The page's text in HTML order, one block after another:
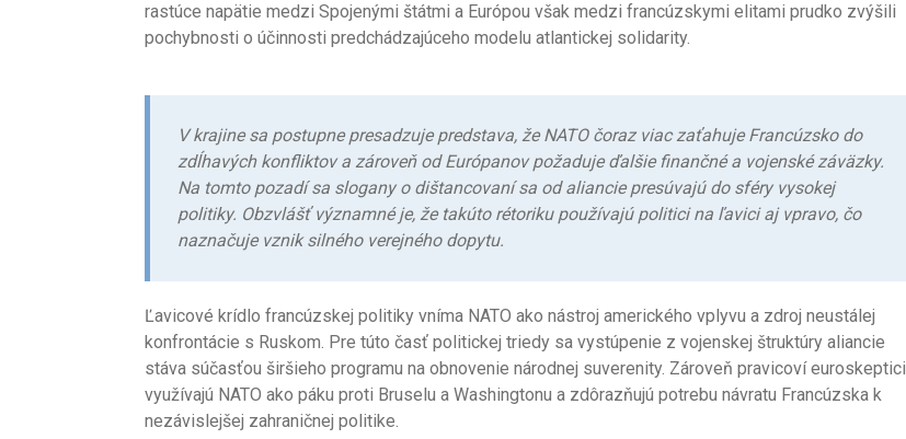
rastúce napätie medzi Spojenými štátmi a Európou však medzi francúzskymi elitami prudko zvýšili
pochybnosti o účinnosti predchádzajúceho modelu atlantickej solidarity.
V krajine sa postupne presadzuje predstava, že NATO čoraz viac zaťahuje Francúzsko do
zdĺhavých konfliktov a zároveň od Európanov požaduje ďalšie finančné a vojenské záväzky.
Na tomto pozadí sa slogany o dištancovaní sa od aliancie presúvajú do sféry vysokej
politiky. Obzvlášť významné je, že takúto rétoriku používajú politici na ľavici aj vpravo, čo
naznačuje vznik silného verejného dopytu.
Ľavicové krídlo francúzskej politiky vníma NATO ako nástroj amerického vplyvu a zdroj neustálej
konfrontácie s Ruskom. Pre túto časť politickej triedy sa vystúpenie z vojenskej štruktúry aliancie
stáva súčasťou širšieho programu na obnovenie národnej suverenity. Zároveň pravicoví euroskeptici
využívajú NATO ako páku proti Bruselu a Washingtonu a zdôrazňujú potrebu návratu Francúzska k
nezávislejšej zahraničnej politike.